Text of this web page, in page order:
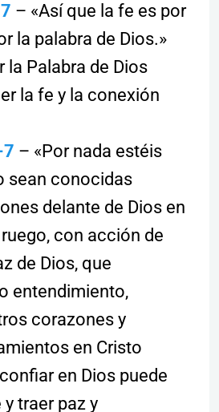
– «Así que la fe es por
la palabra de Dios.»
la Palabra de Dios
la fe y la conexión
7 – «Por nada estéis
sean conocidas
delante de Dios en
con acción de
de Dios, que
entendimiento,
corazones y
en Cristo
en Dios puede
traer paz y